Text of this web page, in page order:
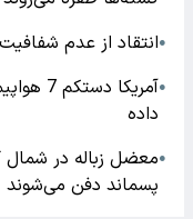
●انتقاد از عدم
●
داده
●معضل زباله در شمال
پسماند دفن می‌شوند